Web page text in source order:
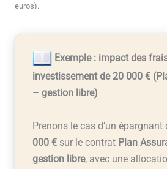
euros).
Exemple : impact des
investissement de 20 000 €
– gestion libre)
Prenons le cas d’un
000 €sur le contrat Plan
gestion libre, avec une